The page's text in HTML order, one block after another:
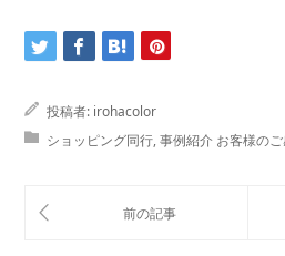
投稿者: irohacolor
ショッピング同行,事例紹介 お客様の